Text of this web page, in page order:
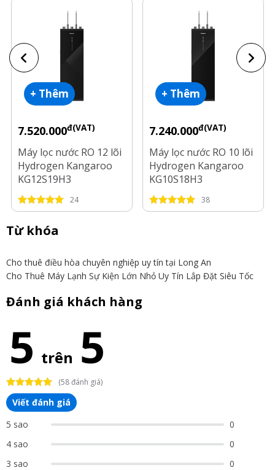
+ Thêm
7.520.000đ(VAT)
Máy lọc nước RO 12 lõi
Hydrogen Kangaroo
KG12S19H3
24
+ Thêm
7.240.000đ(VAT)
Máy lọc nước RO 10 lõi
Hydrogen Kangaroo
KG10S18H3
38
Từ khóa
Cho thuê điều hòa chuyên nghiệp uy tín tại Long An
Cho Thuê Máy Lạnh Sự Kiện Lớn Nhỏ Uy Tín Lắp Đặt Siêu Tốc
Đánh giá khách hàng
5 trên 5
(58 đánh giá)
Viết đánh giá
5 sao
0
4 sao
0
3 sao
0